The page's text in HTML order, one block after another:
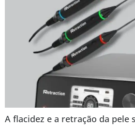
A flacidez e a retração da pele